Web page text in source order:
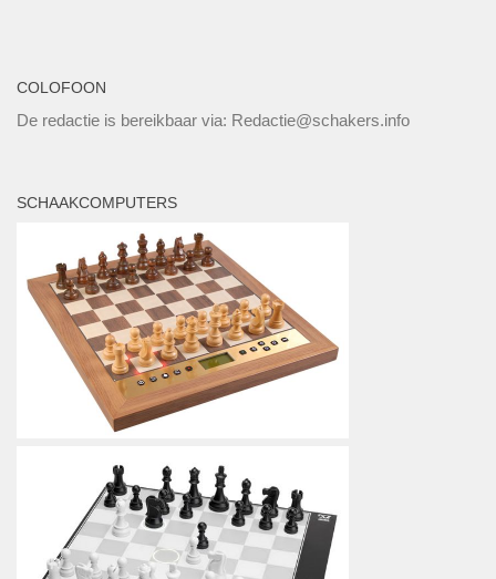
COLOFOON
De redactie is bereikbaar via: Redactie@schakers.info
SCHAAKCOMPUTERS